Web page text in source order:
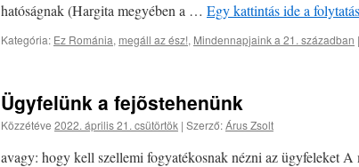
hatóságnak (Hargita megyében a … Egy kattintás ide a
Kategória: Ez Románia, megáll az ész!, Mindennapjaink a 21. században |
Ügyfelünk a fejõstehenünk
Közzétéve 2022. április 21. csütörtök | Szerző:Árus Zsolt
avagy: hogy kell szellemi fogyatékosnak nézni az ügyfeleket A